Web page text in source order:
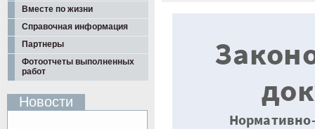
Вместе по жизни
Справочная информация
Партнеры
Фотоотчеты выполненных
работ
Новости